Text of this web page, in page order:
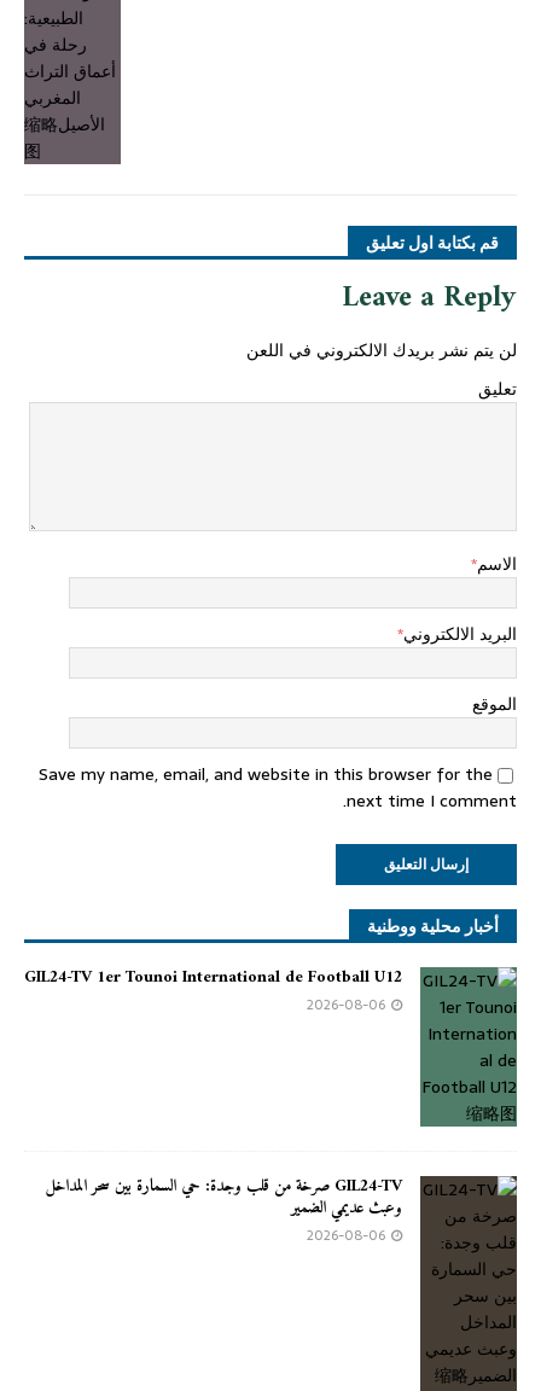
قم بكتابة اول تعليق
Leave a Reply
لن يتم نشر بريدك الالكتروني في اللعن
تعليق
الاسم*
البريد الالكتروني*
الموقع
Save my name, email, and website in this browser for the
next time I comment.
أخبار محلية ووطنية
GIL24-TV 1er Tounoi International de Football U12
2026-08-06
GIL24-TV صرخة من قلب وجدة: حي السمارة بين سحر المداخل
وعبث عديمي الضمير
2026-08-06